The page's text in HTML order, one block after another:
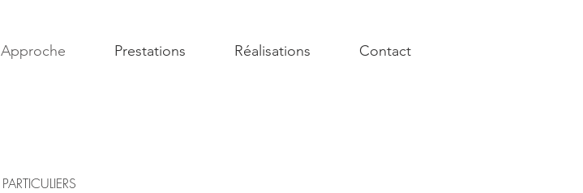
Approche Prestations Réalisations Contact
PARTICULIERS